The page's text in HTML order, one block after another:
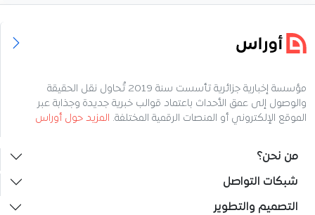
مؤسسة إخبارية جزائرية تأسست سنة 2019 تُحاول نقل الحقيقة
والوصول إلى عمق الأحداث باعتماد قوالب خبرية جديدة وجذابة عبر
الموقع الإلكتروني أو المنصات الرقمية المختلفة. المزيد حول أوراس
من نحن؟
شبكات التواصل
التصميم والتطوير